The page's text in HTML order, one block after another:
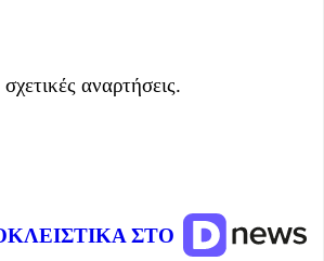
αναρτήσεις.
ΣΤΟ